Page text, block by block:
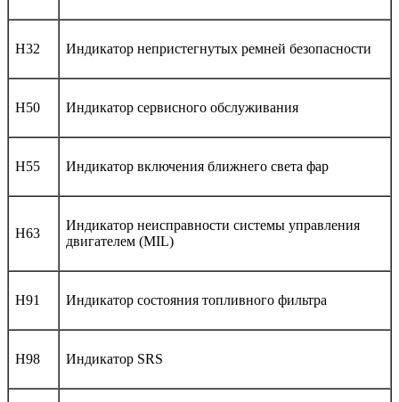
H32 Индикатор непристегнутых ремней безопасности
H50 Индикатор сервисного обслуживания
H55 Индикатор включения ближнего света фар
H63
Индикатор неисправности системы управления
двигателем (MIL)
H91 Индикатор состояния топливного фильтра
H98 Индикатор SRS